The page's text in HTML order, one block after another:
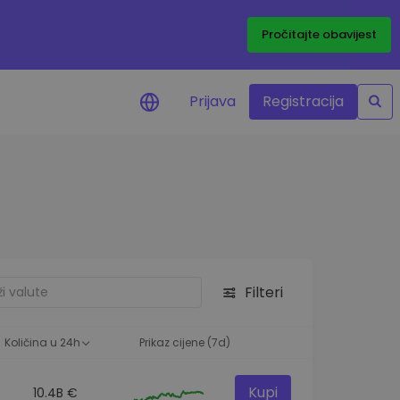
Pročitajte obavijest
Prijava Registracija
Filteri
Količina u 24h Prikaz cijene (7d)
10.4B € Kupi